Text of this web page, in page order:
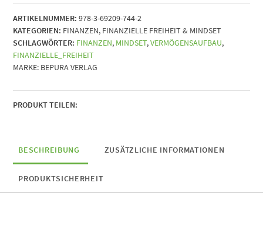
||
Der
evidenzbasierte
Pfad
zu
finanzieller
Menge
ARTIKELNUMMER: 978-3-69209-744-2
KATEGORIEN: FINANZEN, FINANZIELLE FREIHEIT & MINDSET
SCHLAGWÖRTER: FINANZEN, MINDSET,VERMÖGENSAUFBAU,
FINANZIELLE_FREIHEIT
MARKE: BEPURA VERLAG
PRODUKT TEILEN:
BESCHREIBUNG ZUSÄTZLICHE INFORMATIONEN
PRODUKTSICHERHEIT